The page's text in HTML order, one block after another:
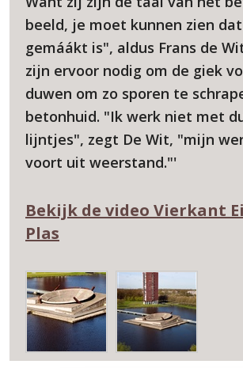
beeld, je moet kunnen zien
gemáákt is", aldus Frans de
zijn ervoor nodig om de giek
duwen om zo sporen te
betonhuid. "Ik werk niet met
lijntjes", zegt De Wit, "mijn
voort uit weerstand."'
Bekijk de video Vierkant
Plas